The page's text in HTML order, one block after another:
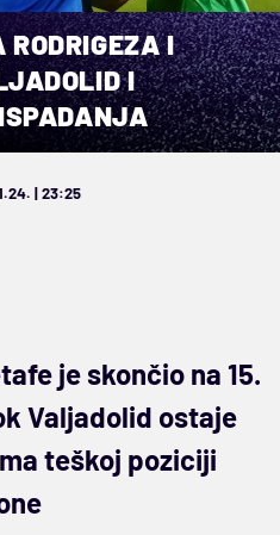
RODRIGEZA I
I
| 23:25
je skončio na 15.
Valjadolid ostaje
teškoj poziciji